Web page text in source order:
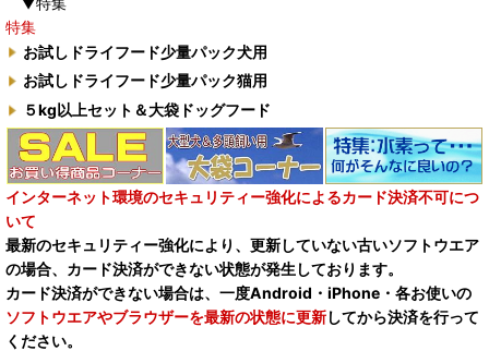
特集
お試しドライフード少量パック犬用
お試しドライフード少量パック猫用
５kg以上セット＆大袋ドッグフード
インターネット環境のセキュリティー強化によるカード決済不可につ
いて
最新のセキュリティー強化により、更新していない古いソフトウエア
の場合、カード決済ができない状態が発生しております。
カード決済ができない場合は、一度Android・iPhone・各お使いの
ソフトウエアやブラウザーを最新の状態に更新してから決済を行って
ください。